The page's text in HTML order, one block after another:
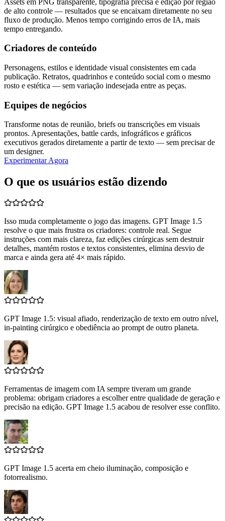
de alto controle — resultados que se encaixam diretamente no seu
fluxo de produção. Menos tempo corrigindo erros de IA, mais
tempo entregando.
Criadores de conteúdo
Personagens, estilos e identidade visual consistentes em cada
publicação. Retratos, quadrinhos e conteúdo social com o mesmo
rosto e estética — sem variação indesejada entre as peças.
Equipes de negócios
Transforme notas de reunião, briefs ou transcrições em visuais
prontos. Apresentações, battle cards, infográficos e gráficos
executivos gerados diretamente a partir de texto — sem precisar de
um designer.
Experimentar Agora
O que os usuários estão dizendo
Isso muda completamente o jogo das imagens. GPT Image 1.5
resolve o que mais frustra os criadores: controle real. Segue
instruções com mais clareza, faz edições cirúrgicas sem destruir
detalhes, mantém rostos e textos consistentes, elimina desvio de
marca e ainda gera até 4× mais rápido.
GPT Image 1.5: visual afiado, renderização de texto em outro nível,
in-painting cirúrgico e obediência ao prompt de outro planeta.
Ferramentas de imagem com IA sempre tiveram um grande
problema: obrigam criadores a escolher entre qualidade de geração e
precisão na edição. GPT Image 1.5 acabou de resolver esse conflito.
GPT Image 1.5 acerta em cheio iluminação, composição e
fotorrealismo.